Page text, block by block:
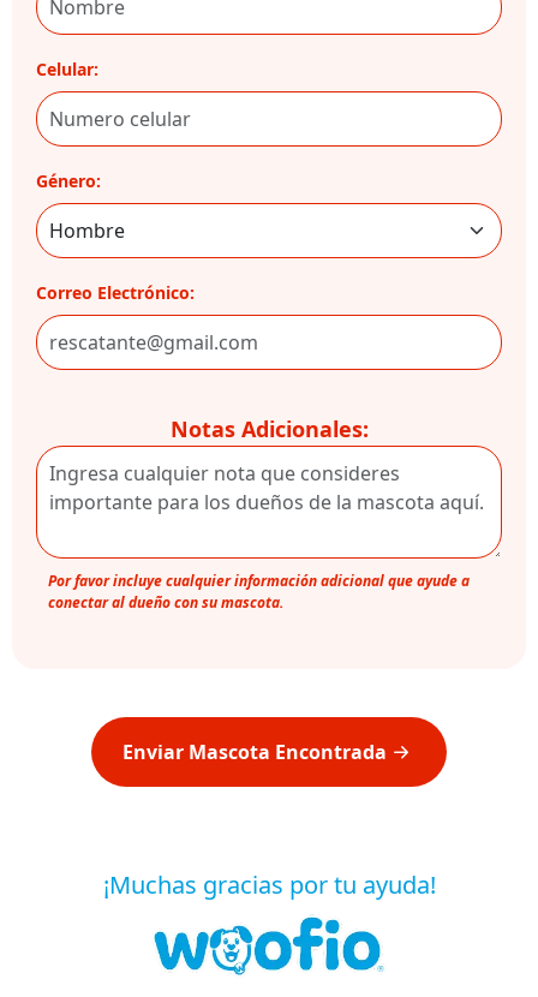
Celular:
Género:
Correo Electrónico:
Notas Adicionales:
Por favor incluye cualquier información adicional que ayude a
conectar al dueño con su mascota.
Enviar Mascota Encontrada
¡Muchas gracias por tu ayuda!